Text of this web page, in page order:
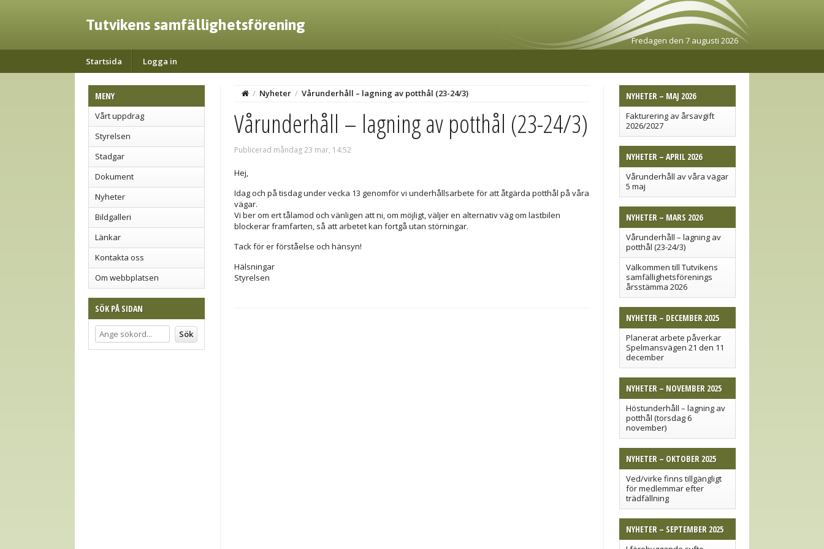
Tutvikens samfällighetsförening
Fredagen den 7 augusti 2026
Startsida
Logga in
MENY
Vårt uppdrag
Styrelsen
Stadgar
Dokument
Nyheter
Bildgalleri
Länkar
Kontakta oss
Om webbplatsen
SÖK PÅ SIDAN
NYHETER – MAJ 2026
Fakturering av årsavgift
2026/2027
NYHETER – APRIL 2026
Vårunderhåll av våra vägar
5 maj
NYHETER – MARS 2026
Vårunderhåll – lagning av
potthål (23-24/3)
Välkommen till Tutvikens
samfällighetsförenings
årsstämma 2026
NYHETER – DECEMBER 2025
Planerat arbete påverkar
Spelmansvägen 21 den 11
december
NYHETER – NOVEMBER 2025
Höstunderhåll – lagning av
potthål (torsdag 6
november)
NYHETER – OKTOBER 2025
Ved/virke finns tillgängligt
för medlemmar efter
trädfällning
NYHETER – SEPTEMBER 2025
/ Nyheter / Vårunderhåll – lagning av potthål (23-24/3)
Vårunderhåll – lagning av potthål (23-24/3)
Publicerad måndag 23 mar, 14:52
Hej,
Idag och på tisdag under vecka 13 genomför vi underhållsarbete för att åtgärda potthål på våra
vägar.
Vi ber om ert tålamod och vänligen att ni, om möjligt, väljer en alternativ väg om lastbilen
blockerar framfarten, så att arbetet kan fortgå utan störningar.
Tack för er förståelse och hänsyn!
Hälsningar
Styrelsen